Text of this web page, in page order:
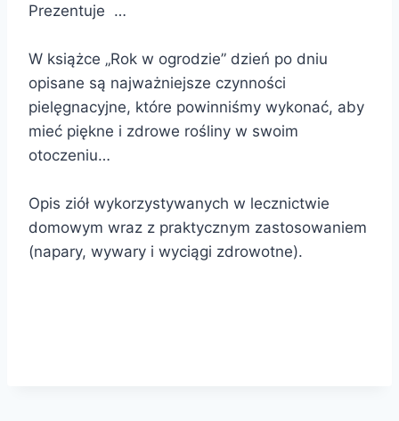
Prezentuje …
W książce „Rok w ogrodzie” dzień po dniu
opisane są najważniejsze czynności
pielęgnacyjne, które powinniśmy wykonać, aby
mieć piękne i zdrowe rośliny w swoim
otoczeniu…
Opis ziół wykorzystywanych w lecznictwie
domowym wraz z praktycznym zastosowaniem
(napary, wywary i wyciągi zdrowotne).